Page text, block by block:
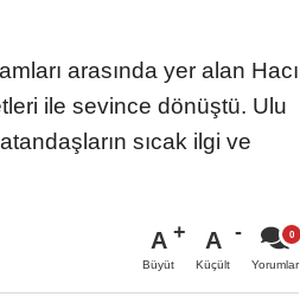
arasında yer alan Hacı
ile sevince dönüştü. Ulu
sıcak ilgi ve
A
Büyüt
A
Küçült Yorumlar